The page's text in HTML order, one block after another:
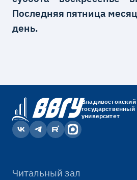
Последняя пятница
день.
Владивостокский
государственный
университет
Читальный зал